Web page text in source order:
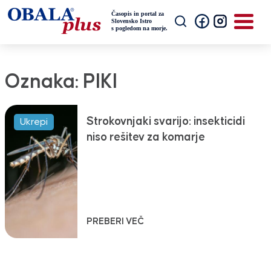
Oznaka: PIKI
Ukrepi
Strokovnjaki svarijo: insekticidi
niso rešitev za komarje
PREBERI VEČ